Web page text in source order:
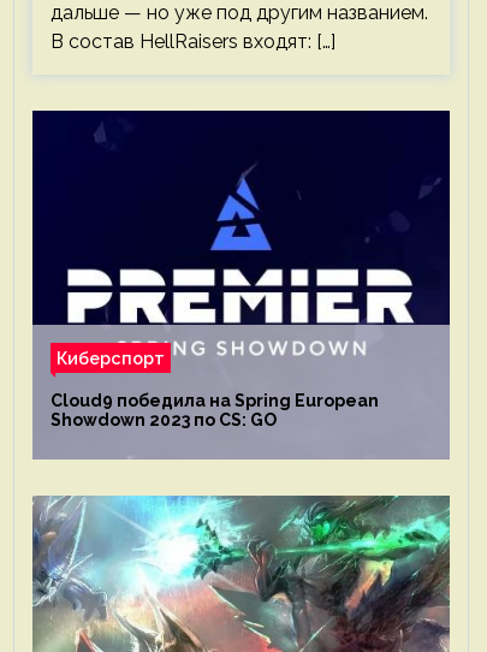
дальше — но уже под другим названием.
В состав HellRaisers входят: […]
Киберспорт
Cloud9 победила на Spring European
Showdown 2023 по CS: GO